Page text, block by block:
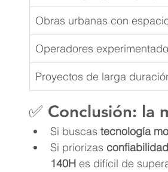
Obras urbanas con
Operadores
Proyectos de larga
✅ Conclusión: la
Si buscas tecnología
Si priorizas
140H es difícil de